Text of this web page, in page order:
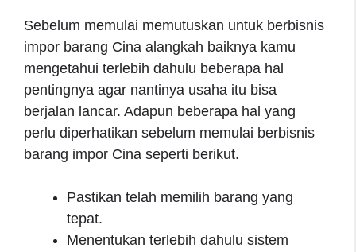
Sebelum memulai memutuskan untuk berbisnis
impor barang Cina alangkah baiknya kamu
mengetahui terlebih dahulu beberapa hal
pentingnya agar nantinya usaha itu bisa
berjalan lancar. Adapun beberapa hal yang
perlu diperhatikan sebelum memulai berbisnis
barang impor Cina seperti berikut.
Pastikan telah memilih barang yang
tepat.
Menentukan terlebih dahulu sistem